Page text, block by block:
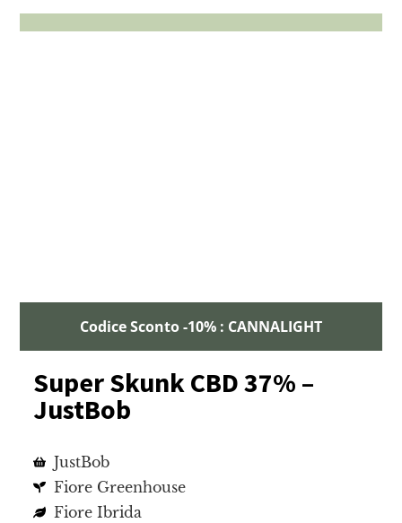
Codice Sconto -10% : CANNALIGHT
Super Skunk CBD 37% –
JustBob
JustBob
Fiore Greenhouse
Fiore Ibrida